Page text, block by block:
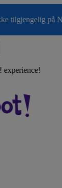
tilgjengelig på
experience!